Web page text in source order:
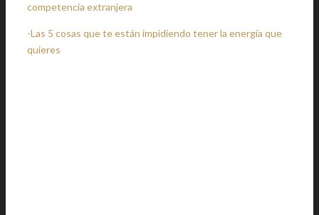
competencia extranjera
-Las 5 cosas que te están impidiendo tener la energía que
quieres